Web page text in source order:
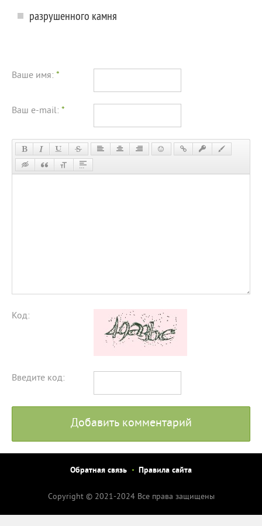
разрушенного камня
Ваше имя: *
Ваш e-mail: *
Код:
Введите код:
Добавить комментарий
Обратная связь Правила сайта
Copyright © 2021-2024 Все права защищены